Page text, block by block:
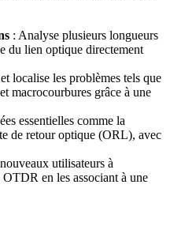
: Analyse plusieurs longueurs
du lien optique directement
localise les problèmes tels que
macrocourbures grâce à une
essentielles comme la
de retour optique (ORL), avec
utilisateurs à
en les associant à une